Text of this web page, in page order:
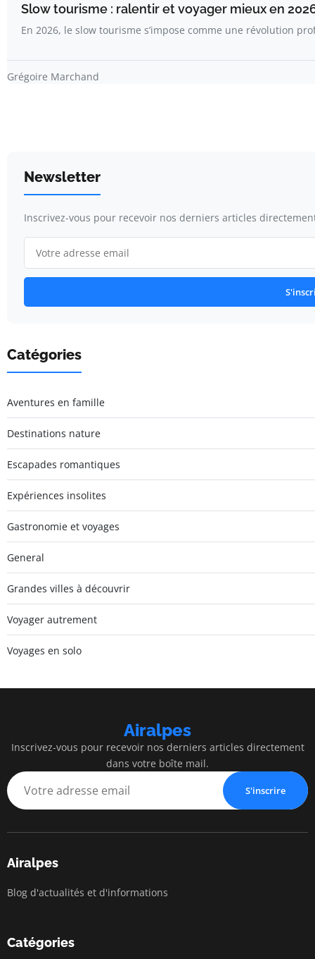
Slow tourisme : ralentir et voyager mieux en
En 2026, le slow tourisme s’impose comme une révolution
Grégoire Marchand
Newsletter
Inscrivez-vous pour recevoir nos derniers articles
Catégories
Aventures en famille
Destinations nature
Escapades romantiques
Expériences insolites
Gastronomie et voyages
General
Grandes villes à découvrir
Voyager autrement
Voyages en solo
Airalpes
Inscrivez-vous pour recevoir nos derniers articles directement
dans votre boîte mail.
S'inscrire
Airalpes
Blog d'actualités et d'informations
Catégories